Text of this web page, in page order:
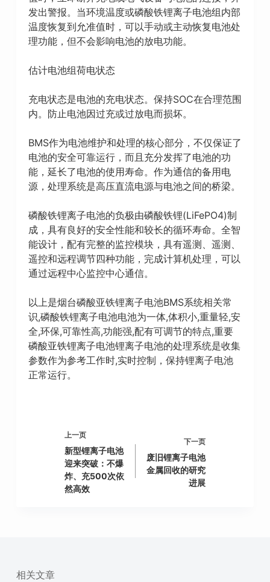
发出警报。当环境温度或磷酸铁锂离子电池组内部
温度恢复到允准值时，可以手动或主动恢复电池处
理功能，但不会影响电池的放电功能。
估计电池组荷电状态
充电状态是电池的充电状态。保持SOC在合理范围
内。防止电池因过充或过放电而损坏。
BMS作为电池维护和处理的核心部分，不仅保证了
电池的安全可靠运行，而且充分发挥了电池的功
能，延长了电池的使用寿命。作为通信的备用电
源，处理系统是高压直流电源与电池之间的桥梁。
磷酸铁锂离子电池的负极由磷酸铁锂(LiFePO4)制
成，具有良好的安全性能和较长的循环寿命。全智
能设计，配有完整的监控模块，具有遥测、遥测、
遥控和远程调节四种功能，完成计算机处理，可以
通过远程中心监控中心通信。
以上是烟台磷酸亚铁锂离子电池BMS系统相关常
识,磷酸铁锂离子电池电池为一体,体积小,重量轻,安
全,环保,可靠性高,功能强,配有可调节的特点,重要
磷酸亚铁锂离子电池锂离子电池的处理系统是收集
参数作为参考工作时,实时控制，保持锂离子电池
正常运行。
上一页
新型锂离子电池
迎来突破：不爆
炸、充500次依
然高效
下一页
废旧锂离子电池
金属回收的研究
进展
相关文章